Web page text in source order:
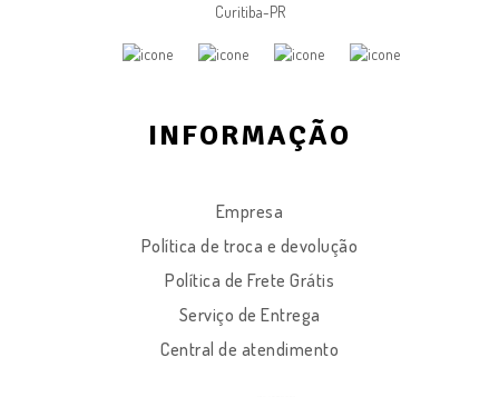
Curitiba-PR
INFORMAÇÃO
Empresa
Política de troca e devolução
Política de Frete Grátis
Serviço de Entrega
Central de atendimento